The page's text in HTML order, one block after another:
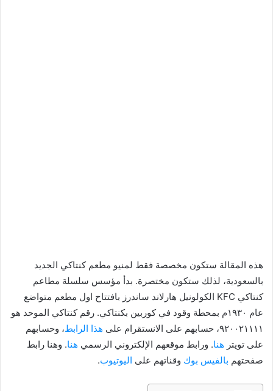
هذه المقالة ستكون مخصصة فقط لمنيو مطعم كنتاكي الجديد
بالسعودية، لذلك ستكون مختصرة. بدأ مؤسس سلسلة مطاعم
كنتاكي KFC الكولونيل هارلاند ساندرز بافتتاح اول مطعم متواضع
عام ١٩٣٠م بمحطة وقود في كوربين بكنتاكي. رقم كنتاكي الموحد هو
٩٢٠٠٢١١١١، حسابهم على الانستقرام على
هذا الرابط، وحسابهم
على تويتر هنا. ورابط موقعهم الإلكتروني الرسمي هنا. وهنا رابط
صفحتهم بالفيس بوك وقناتهم على اليوتيوب.